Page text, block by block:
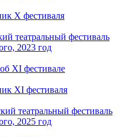
X фестиваля
театральный фестиваль
2023 год
XI фестивале
XI фестиваля
театральный фестиваль
2025 год